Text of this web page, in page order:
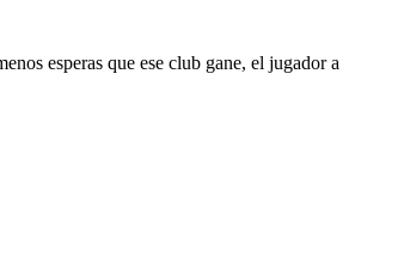
esperas que ese club gane, el jugador a